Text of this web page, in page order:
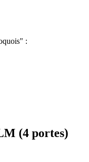
:
(4 portes)